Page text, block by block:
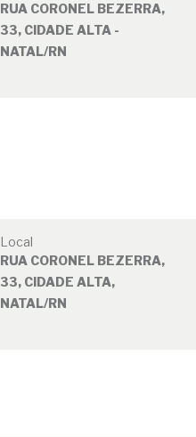
RUA CORONEL BEZERRA,
33, CIDADE ALTA -
NATAL/RN
Local
RUA CORONEL BEZERRA,
33, CIDADE ALTA,
NATAL/RN